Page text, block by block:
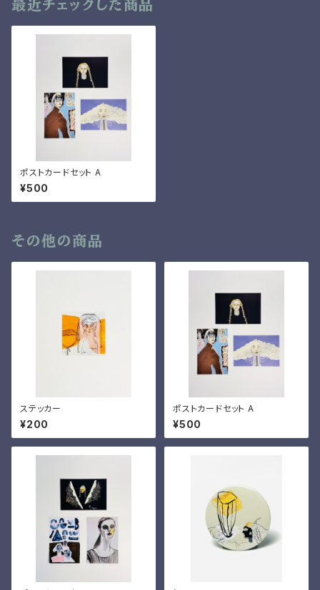
最近チェックした商品
ポストカードセット A
¥500
その他の商品
ステッカー
¥200
ポストカードセット A
¥500